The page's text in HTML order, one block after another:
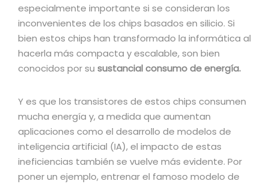
especialmente importante si se consideran los
inconvenientes de los chips basados en silicio. Si
bien estos chips han transformado la informática al
hacerla más compacta y escalable, son bien
conocidos por su sustancial consumo de energía.
Y es que los transistores de estos chips consumen
mucha energía y, a medida que aumentan
aplicaciones como el desarrollo de modelos de
inteligencia artificial (IA), el impacto de estas
ineficiencias también se vuelve más evidente. Por
poner un ejemplo, entrenar el famoso modelo de